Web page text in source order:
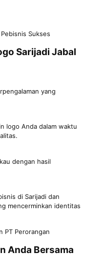
Sukses
Sarijadi Jabal
yang
logo Anda dalam waktu
dengan hasil
di Sarijadi dan
mencerminkan identitas
PT Perorangan
Anda Bersama